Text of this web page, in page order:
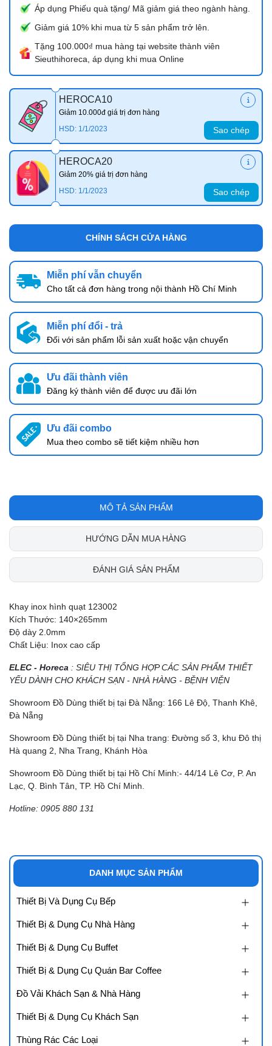
Áp dụng Phiếu quà tặng/ Mã giảm giá theo ngành hàng.
Giảm giá 10% khi mua từ 5 sản phẩm trở lên.
Tặng 100.000₫ mua hàng tại website thành viên
Sieuthihoreca, áp dụng khi mua Online
HEROCA10
Giảm 10.000đ giá trị đơn hàng
HSD: 1/1/2023
Sao chép
HEROCA20
Giảm 20% giá trị đơn hàng
HSD: 1/1/2023
Sao chép
CHÍNH SÁCH CỬA HÀNG
Miễn phí vẫn chuyển
Cho tất cả đơn hàng trong nội thành Hồ Chí Minh
Miễn phí đổi - trả
Đối với sản phẩm lỗi sản xuất hoặc vận chuyển
Ưu đãi thành viên
Đăng ký thành viên để được ưu đãi lớn
Ưu đãi combo
Mua theo combo sẽ tiết kiệm nhiều hơn
MÔ TẢ SẢN PHẨM
HƯỚNG DẪN MUA HÀNG
ĐÁNH GIÁ SẢN PHẨM
Khay inox hình quạt 123002
Kích Thước: 140×265mm
Độ dày 2.0mm
Chất Liệu: Inox cao cấp
ELEC - Horeca : SIÊU THỊ TỔNG HỢP CÁC SẢN PHẨM THIẾT
YẾU DÀNH CHO KHÁCH SẠN - NHÀ HÀNG - BỆNH VIỆN
Showroom Đồ Dùng thiết bị tại Đà Nẵng: 166 Lê Độ, Thanh Khê,
Đà Nẵng
Showroom Đồ Dùng thiết bị tại Nha trang: Đường số 3, khu Đô thị
Hà quang 2, Nha Trang, Khánh Hòa
Showroom Đồ Dùng thiết bị tại Hồ Chí Minh:- 44/14 Lê Cơ, P. An
Lạc, Q. Bình Tân, TP. Hồ Chí Minh.
Hotline: 0905 880 131
DANH MỤC SẢN PHẨM
Thiết Bị Và Dụng Cụ Bếp
Thiết Bị & Dụng Cụ Nhà Hàng
Thiết Bị & Dụng Cụ Buffet
Thiết Bị & Dụng Cụ Quán Bar Coffee
Đồ Vải Khách Sạn & Nhà Hàng
Thiết Bị & Dụng Cụ Khách Sạn
Thùng Rác Các Loại